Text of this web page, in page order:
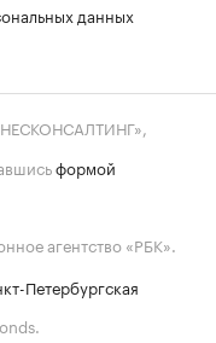
данных
формой
агентство «РБК».
Петербургская